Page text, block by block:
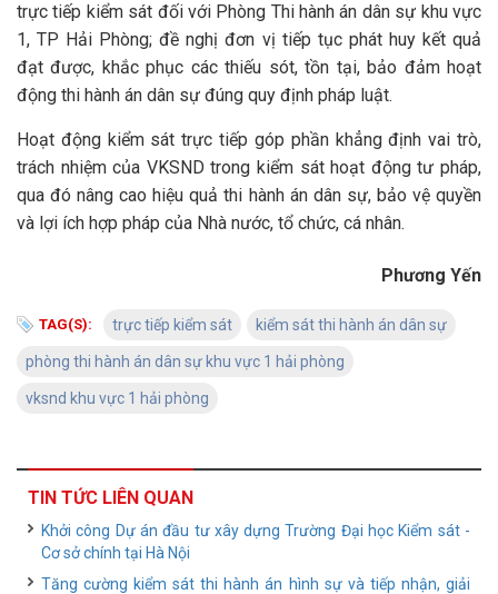
trực tiếp kiểm sát đối với Phòng Thi hành án dân sự khu vực
1, TP Hải Phòng; đề nghị đơn vị tiếp tục phát huy kết quả
đạt được, khắc phục các thiếu sót, tồn tại, bảo đảm hoạt
động thi hành án dân sự đúng quy định pháp luật.
Hoạt động kiểm sát trực tiếp góp phần khẳng định vai trò,
trách nhiệm của VKSND trong kiểm sát hoạt động tư pháp,
qua đó nâng cao hiệu quả thi hành án dân sự, bảo vệ quyền
và lợi ích hợp pháp của Nhà nước, tổ chức, cá nhân.
Phương Yến
TAG(S): trực tiếp kiểm sát kiểm sát thi hành án dân sự
phòng thi hành án dân sự khu vực 1 hải phòng
vksnd khu vực 1 hải phòng
TIN TỨC LIÊN QUAN
Khởi công Dự án đầu tư xây dựng Trường Đại học Kiểm sát -
Cơ sở chính tại Hà Nội
Tăng cường kiểm sát thi hành án hình sự và tiếp nhận, giải